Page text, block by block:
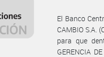
El Banco
CAMBIO S.A.
para que
GERENCIA